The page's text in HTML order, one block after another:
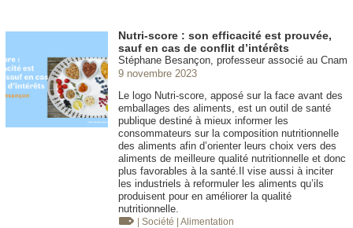
Nutri-score : son efficacité est prouvée,
sauf en cas de conflit d’intérêts
Stéphane Besançon, professeur associé au Cnam
9 novembre 2023
Le logo Nutri-score, apposé sur la face avant des
emballages des aliments, est un outil de santé
publique destiné à mieux informer les
consommateurs sur la composition nutritionnelle
des aliments afin d’orienter leurs choix vers des
aliments de meilleure qualité nutritionnelle et donc
plus favorables à la santé.Il vise aussi à inciter
les industriels à reformuler les aliments qu’ils
produisent pour en améliorer la qualité
nutritionnelle.
| Société | Alimentation